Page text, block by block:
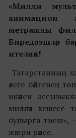
«Милли
анимацион
метражлы
Биредәэшләр
ителәчәк!
Татарстанның
әлеге бәйгенең
икәнен
милләт кешесе
булырга тиеш»,
жюри рәисе.